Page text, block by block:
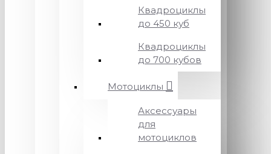
Квадроциклы
до 450 куб
Квадроциклы
до 700 кубов
Мотоциклы
Аксессуары
для
мотоциклов